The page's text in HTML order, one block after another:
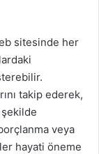
sitesinde her
takip ederek,
şekilde
veya
hayati öneme